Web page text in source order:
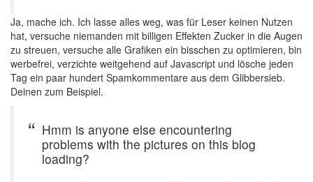
Ja, mache ich. Ich lasse alles weg, was für Leser keinen Nutzen
hat, versuche niemanden mit billigen Effekten Zucker in die Augen
zu streuen, versuche alle Grafiken ein bisschen zu optimieren, bin
werbefrei, verzichte weitgehend auf Javascript und lösche jeden
Tag ein paar hundert Spamkommentare aus dem Glibbersieb.
Deinen zum Beispiel.
Hmm is anyone else encountering
problems with the pictures on this blog
loading?